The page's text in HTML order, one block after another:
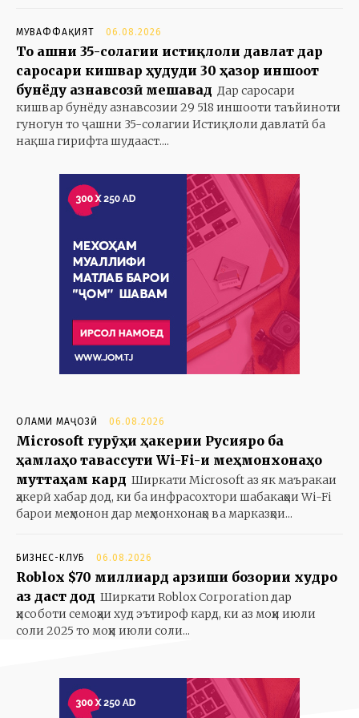
МУВАФФАҚИЯТ 06.08.2026
То ҷашни 35-солагии истиқлоли давлат дар
саросари кишвар ҳудуди 30 ҳазор иншоот
бунёду азнавсозӣ мешавад Дар саросари
кишвар бунёду азнавсозии 29 518 иншооти таъйиноти
гуногун то ҷашни 35-солагии Истиқлоли давлатӣ ба
нақша гирифта шудааст....
ОЛАМИ МАҶОЗӢ 06.08.2026
Microsoft гурӯҳи ҳакерии Русияро ба
ҳамлаҳо тавассути Wi-Fi-и меҳмонхонаҳо
муттаҳам кард Ширкати Microsoft аз як маъракаи
ҳакерӣ хабар дод, ки ба инфрасохтори шабакаҳои Wi-Fi
барои меҳмонон дар меҳмонхонаҳо ва марказҳои...
БИЗНЕС-КЛУБ 06.08.2026
Roblox $70 миллиард арзиши бозории худро
аз даст дод Ширкати Roblox Corporation дар
ҳисоботи семоҳаи худ эътироф кард, ки аз моҳи июли
соли 2025 то моҳи июли соли...